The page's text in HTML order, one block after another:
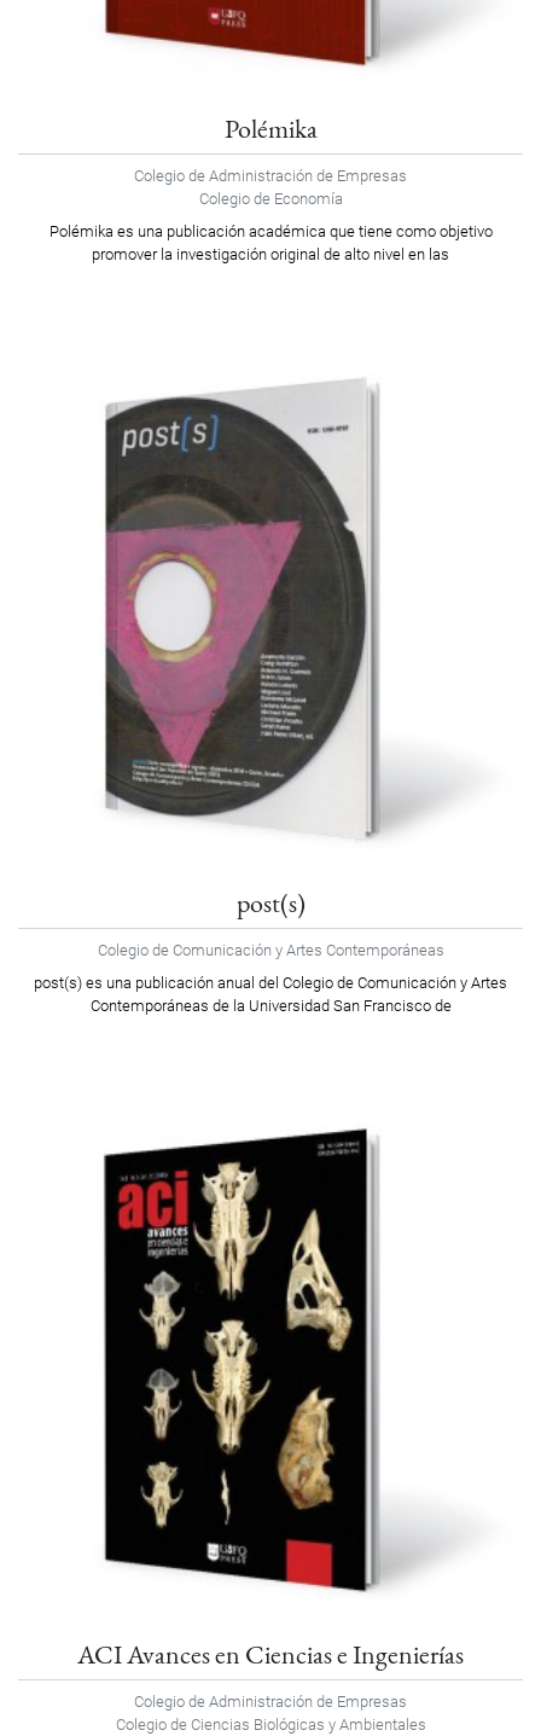
Polémika
Colegio de Administración de Empresas
Colegio de Economía
Polémika es una publicación académica que tiene como objetivo
promover la investigación original de alto nivel en las
post(s)
Colegio de Comunicación y Artes Contemporáneas
post(s) es una publicación anual del Colegio de Comunicación y Artes
Contemporáneas de la Universidad San Francisco de
ACI Avances en Ciencias e Ingenierías
Colegio de Administración de Empresas
Colegio de Ciencias Biológicas y Ambientales